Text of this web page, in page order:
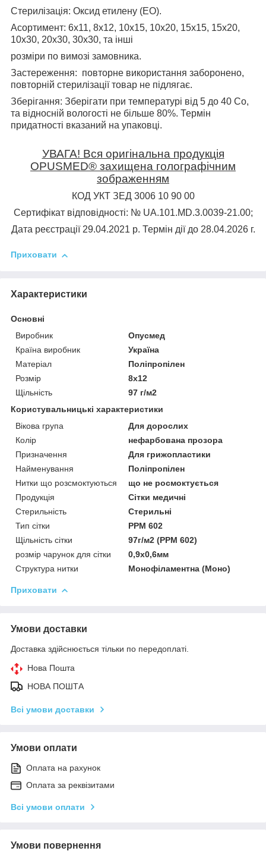
Стерилізація: Оксид етилену (ЕО).
Асортимент: 6х11, 8х12, 10х15, 10х20, 15х15, 15х20,
10х30, 20х30, 30х30, та інші
розміри по вимозі замовника.
Застереження: повторне використання заборонено,
повторній стерилізації товар не підлягає.
Зберігання: Зберігати при температурі від 5 до 40 Со,
та відносній вологості не більше 80%. Термін
придатності вказаний на упаковці.
УВАГА! Вся оригінальна продукція
OPUSMED® захищена голографічним
зображенням
КОД УКТ ЗЕД 3006 10 90 00
Сертифікат відповідності: № UA.101.MD.3.0039-21.00;
Дата реєстрації 29.04.2021 р. Термін дії до 28.04.2026 г.
Приховати
Характеристики
Основні
Виробник
Опусмед
Країна виробник
Україна
Матеріал
Поліпропілен
Розмір
8х12
Щільність
97 г/м2
Користувальницькі характеристики
Вікова група
Для дорослих
Колір
нефарбована прозора
Призначення
Для грижопластики
Найменування
Поліпропілен
Нитки що розсмоктуються
що не росмоктується
Продукція
Сітки медичні
Стерильність
Стерильні
Тип сітки
РРМ 602
Щільність сітки
97г/м2 (РРМ 602)
розмір чарунок для сітки
0,9х0,6мм
Структура нитки
Монофіламентна (Моно)
Приховати
Умови доставки
Доставка здійснюється тільки по передоплаті.
Нова Пошта
НОВА ПОШТА
Всі умови доставки
Умови оплати
Оплата на рахунок
Оплата за реквізитами
Всі умови оплати
Умови повернення